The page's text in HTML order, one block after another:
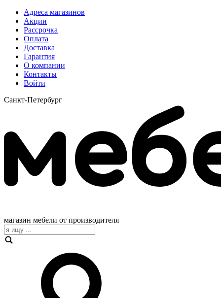
Адреса магазинов
Акции
Рассрочка
Оплата
Доставка
Гарантия
О компании
Контакты
Войти
Санкт-Петербург
магазин мебели от производителя